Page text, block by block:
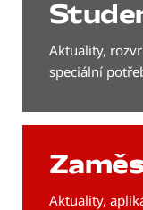
Aktuality,
speciální
Aktuality,